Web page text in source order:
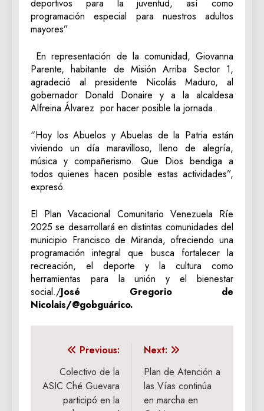
deportivos para la juventud, así como
programación especial para nuestros adultos
mayores”
En representación de la comunidad, Giovanna
Parente, habitante de Misión Arriba Sector 1,
agradeció al presidente Nicolás Maduro, al
gobernador Donald Donaire y a la alcaldesa
Alfreina Álvarez por hacer posible la jornada.
“Hoy los Abuelos y Abuelas de la Patria están
viviendo un día maravilloso, lleno de alegría,
música y compañerismo. Que Dios bendiga a
todos quienes hacen posible estas actividades”,
expresó.
El Plan Vacacional Comunitario Venezuela Ríe
2025 se desarrollará en distintas comunidades del
municipio Francisco de Miranda, ofreciendo una
programación integral que busca fortalecer la
recreación, el deporte y la cultura como
herramientas para la unión y el bienestar
social./José Gregorio de
Nicolais/@gobguárico.
Navegación
entradas
Previous:
Colectivo de la
ASIC Ché Guevara
participó en la
Next:
Plan de Atención a
las Vías continúa
en marcha en